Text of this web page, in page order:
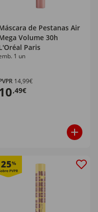
de Pestanas Air
Volume 30h
Paris
1 un
14,99€
,49€
25%